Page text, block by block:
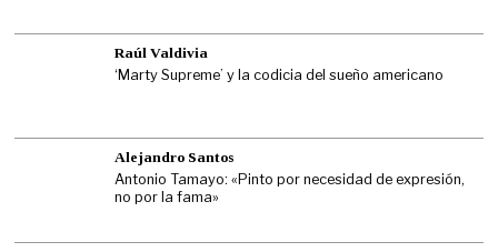
Raúl Valdivia
‘Marty Supreme’ y la codicia del sueño americano
Alejandro Santos
Antonio Tamayo: «Pinto por necesidad de expresión,
no por la fama»